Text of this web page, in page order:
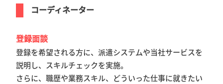
コーディネーター
登録面談
登録を希望される方に、派遣システムや当社サービスを
説明し、スキルチェックを実施。
さらに、職歴や業務スキル、どういった仕事に就きたい